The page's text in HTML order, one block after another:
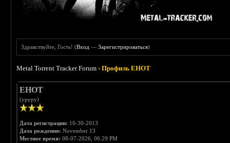
Здравствуйте, Гость! (Вход —Зарегистрироваться)
Metal Torrent Tracker Forum ›Профиль EHOT
EHOT
(уруру)
Дата регистрации: 10-30-2013
Дата рождения: November 13
Местное время: 08-07-2026, 06:29 PM